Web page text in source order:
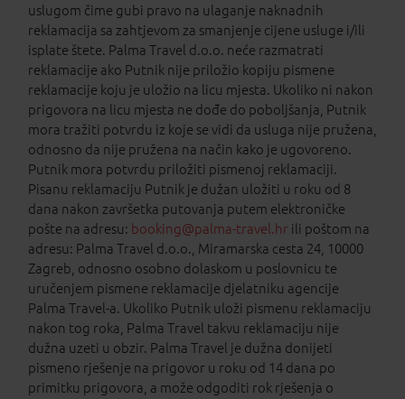
uslugom čime gubi pravo na ulaganje naknadnih
reklamacija sa zahtjevom za smanjenje cijene usluge i/ili
isplate štete. Palma Travel d.o.o. neće razmatrati
reklamacije ako Putnik nije priložio kopiju pismene
reklamacije koju je uložio na licu mjesta. Ukoliko ni nakon
prigovora na licu mjesta ne dođe do poboljšanja, Putnik
mora tražiti potvrdu iz koje se vidi da usluga nije pružena,
odnosno da nije pružena na način kako je ugovoreno.
Putnik mora potvrdu priložiti pismenoj reklamaciji.
Pisanu reklamaciju Putnik je dužan uložiti u roku od 8
dana nakon završetka putovanja putem elektroničke
pošte na adresu: booking@palma-travel.hr ili poštom na
adresu: Palma Travel d.o.o., Miramarska cesta 24, 10000
Zagreb, odnosno osobno dolaskom u poslovnicu te
uručenjem pismene reklamacije djelatniku agencije
Palma Travel-a. Ukoliko Putnik uloži pismenu reklamaciju
nakon tog roka, Palma Travel takvu reklamaciju nije
dužna uzeti u obzir. Palma Travel je dužna donijeti
pismeno rješenje na prigovor u roku od 14 dana po
primitku prigovora, a može odgoditi rok rješenja o